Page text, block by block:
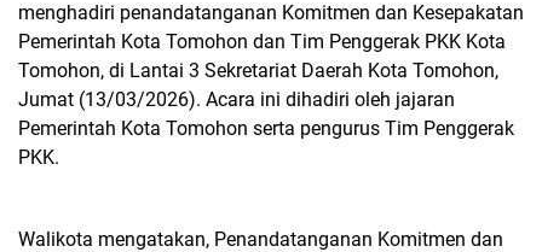
menghadiri penandatanganan Komitmen dan Kesepakatan
Pemerintah Kota Tomohon dan Tim Penggerak PKK Kota
Tomohon, di Lantai 3 Sekretariat Daerah Kota Tomohon,
Jumat (13/03/2026). Acara ini dihadiri oleh jajaran
Pemerintah Kota Tomohon serta pengurus Tim Penggerak
PKK.
Walikota mengatakan, Penandatanganan Komitmen dan